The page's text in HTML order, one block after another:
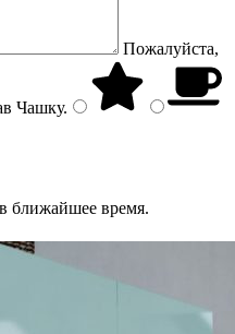
Пожалуйста,
Чашку.
ближайшее время.